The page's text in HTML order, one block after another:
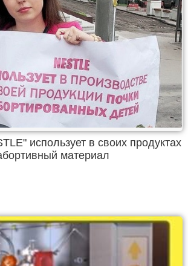
использует в своих продуктах
материал